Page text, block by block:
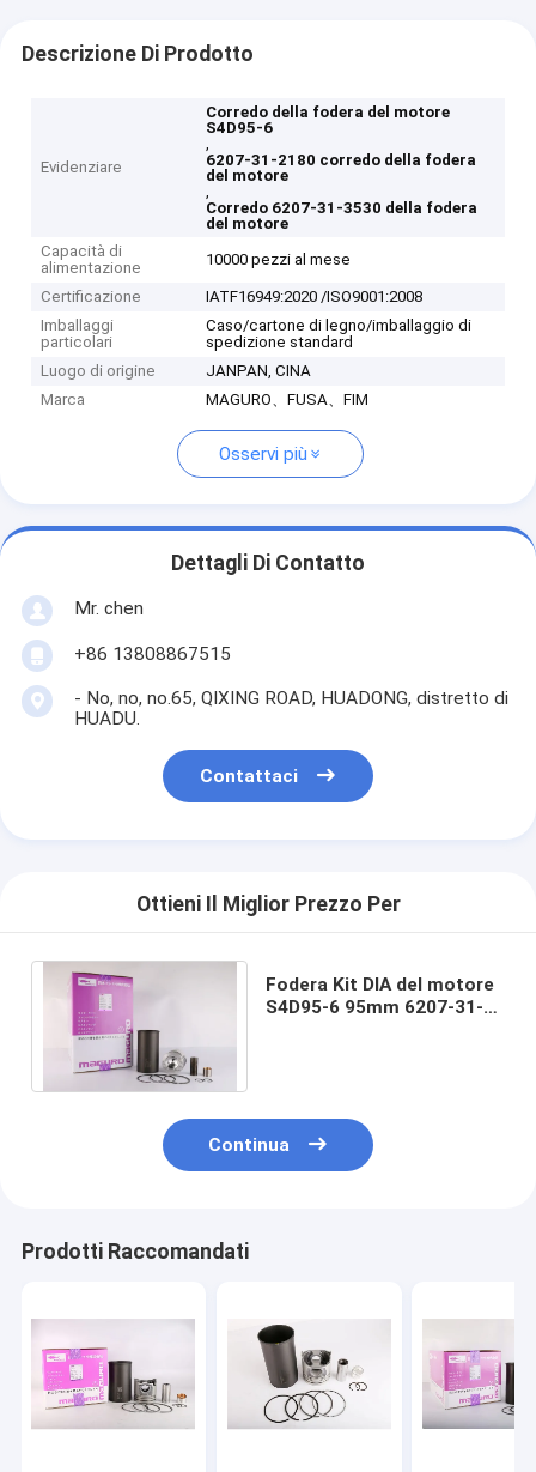
Descrizione Di Prodotto
Evidenziare
Corredo della fodera del motore
S4D95-6
,
6207-31-2180 corredo della fodera
del motore
,
Corredo 6207-31-3530 della fodera
del motore
Capacità di
alimentazione
10000 pezzi al mese
Certificazione
IATF16949:2020 /ISO9001:2008
Imballaggi
particolari
Caso/cartone di legno/imballaggio di
spedizione standard
Luogo di origine
JANPAN, CINA
Marca
MAGURO、FUSA、FIM
Osservi più
Dettagli Di Contatto
Mr. chen
+86 13808867515
- No, no, no.65, QIXING ROAD, HUADONG, distretto di
HUADU.
Contattaci
Ottieni Il Miglior Prezzo Per
Fodera Kit DIA del motore
S4D95-6 95mm 6207-31-
Continua
Prodotti Raccomandati